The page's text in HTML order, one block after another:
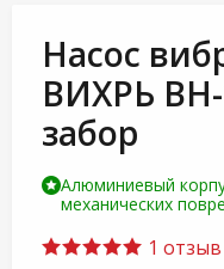
Насос
ВИХРЬ
забор
Алюминиевый
механических
1 отзыв